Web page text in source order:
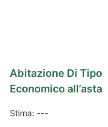
Abitazione Di Tipo
Economico all’asta
Stima: ---